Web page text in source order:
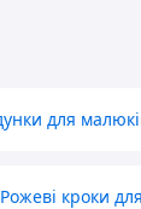
для
Рожеві кроки